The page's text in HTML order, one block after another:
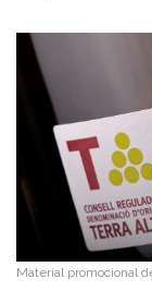
Material promocional